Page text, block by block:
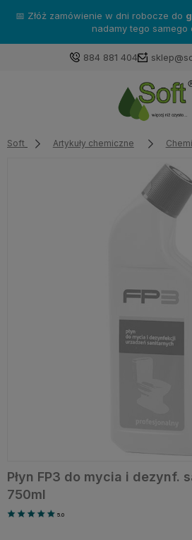
📅 Złóż zamówienie w dni robocze do
nadamy tego samego
884 881 404
Soft Artykuły chemiczne
Płyn FP3 do mycia i dezynf.
750ml
5.0